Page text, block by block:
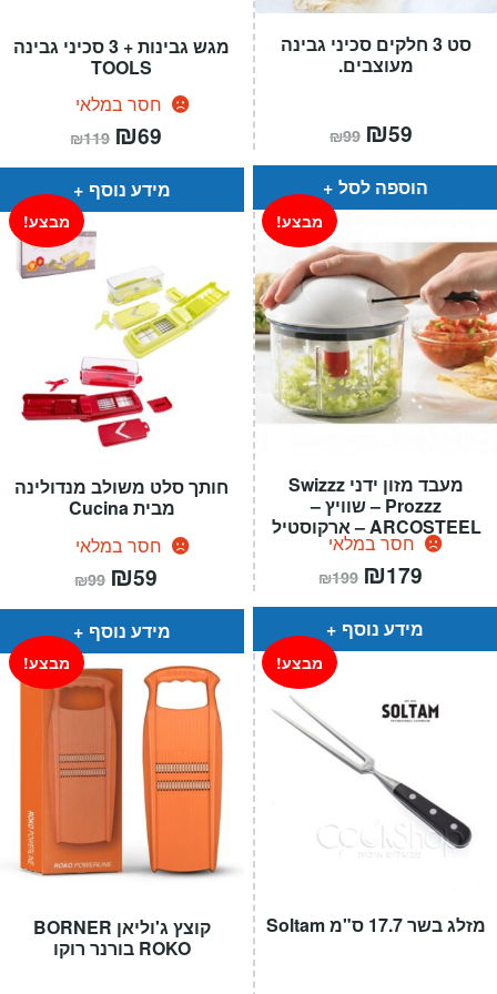
מגש גבינות + 3 סכיני גבינה
TOOLS
חסר במלאי
₪119 המחיר
המקורי
היה:
₪119.
₪69
הוא:
מידע נוסף
סט 3 חלקים סכיני גבינה
מעוצבים.
₪99 המחיר
המקורי
היה:
₪99.
₪59
הוא:
הוספה לסל
חותך סלט משולב מנדולינה
מבית Cucina
חסר במלאי
מבצע!
₪99 המחיר
המקורי
היה:
₪99.
₪59
הוא:
מידע נוסף
מעבד מזון ידני Swizzz
Prozzz – שוויץ –
ARCOSTEEL – ארקוסטיל
חסר במלאי
מבצע!
₪199 המחיר
המקורי
היה:
₪199.
₪179
הוא:
מידע נוסף
קוצץ ג'וליאן BORNER
ROKO בורנר רוקו
מבצע!
מזלג בשר 17.7 ס"מ Soltam
מבצע!